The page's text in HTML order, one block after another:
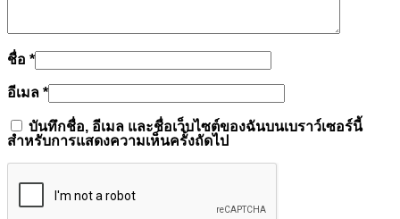
ชื่อ *
อีเมล *
บันทึกชื่อ, อีเมล และชื่อเว็บไซต์ของฉันบนเบราว์เซอร์นี้
สำหรับการแสดงความเห็นครั้งถัดไป